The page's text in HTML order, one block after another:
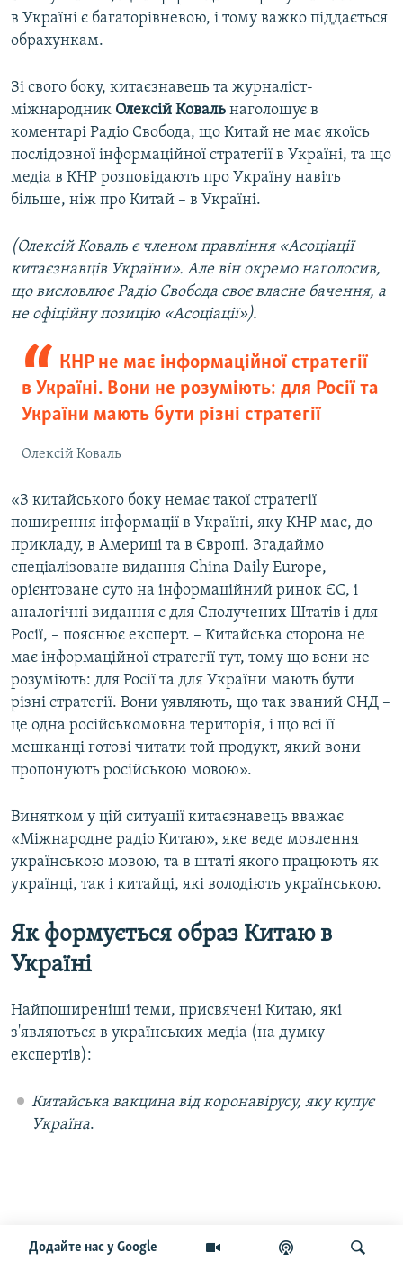
Додайте нас у Google
в Україні є багаторівневою, і тому важко піддається
обрахункам.
Зі свого боку, китаєзнавець та журналіст-
міжнародник Олексій Коваль наголошує в
коментарі Радіо Свобода, що Китай не має якоїсь
послідовної інформаційної стратегії в Україні, та що
медіа в КНР розповідають про Україну навіть
більше, ніж про Китай – в Україні.
(Олексій Коваль є членом правління «Асоціації
китаєзнавців України». Але він окремо наголосив,
що висловлює Радіо Свобода своє власне бачення, а
не офіційну позицію «Асоціації»).
КНР не має інформаційної стратегії
в Україні. Вони не розуміють: для Росії та
України мають бути різні стратегії
Олексій Коваль
«З китайського боку немає такої стратегії
поширення інформації в Україні, яку КНР має, до
прикладу, в Америці та в Європі. Згадаймо
спеціалізоване видання Сhina Daily Europe,
орієнтоване суто на інформаційний ринок ЄС, і
аналогічні видання є для Сполучених Штатів і для
Росії, – пояснює експерт. – Китайська сторона не
має інформаційної стратегії тут, тому що вони не
розуміють: для Росії та для України мають бути
різні стратегії. Вони уявляють, що так званий СНД –
це одна російськомовна територія, і що всі її
мешканці готові читати той продукт, який вони
пропонують російською мовою».
Винятком у цій ситуації китаєзнавець вважає
«Міжнародне радіо Китаю», яке веде мовлення
українською мовою, та в штаті якого працюють як
українці, так і китайці, які володіють українською.
Як формується образ Китаю в
Україні
Найпоширеніші теми, присвячені Китаю, які
з'являються в українських медіа (на думку
експертів):
Китайська вакцина від коронавірусу, яку купує
Україна.